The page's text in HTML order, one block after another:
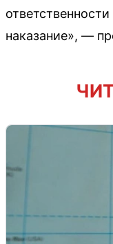
наказание», —